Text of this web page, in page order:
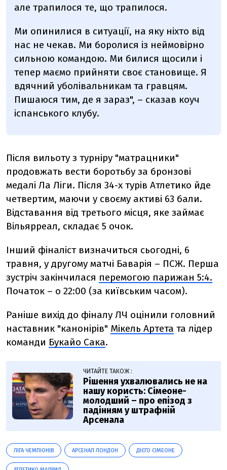
але трапилося те, що трапилося.
Ми опинилися в ситуації, на яку ніхто від
нас не чекав. Ми боролися із неймовірно
сильною командою. Ми билися щосили і
тепер маємо прийняти своє становище. Я
вдячний уболівальникам та гравцям.
Пишаюся тим, де я зараз", – сказав коуч
іспанського клубу.
Після вильоту з турніру "матрацники"
продовжать вести боротьбу за бронзові
медалі Ла Ліги. Після 34-х турів Атлетико йде
четвертим, маючи у своєму активі 63 бали.
Відставання від третього місця, яке займає
Вільярреал, складає 5 очок.
Інший фіналіст визначиться сьогодні, 6
травня, у другому матчі Баварія – ПСЖ. Перша
зустріч закінчилася перемогою парижан 5:4.
Початок – о 22:00 (за київським часом).
Раніше вихід до фіналу ЛЧ оцінили головний
наставник "канонірів" Мікель Артета та лідер
команди Букайо Сака.
ЧИТАЙТЕ ТАКОЖ :
Рішення ухвалювались не на
нашу користь: Сімеоне-
молодший – про епізод з
падінням у штрафній
Арсенала
ЛІГА ЧЕМПІОНІВ АРСЕНАЛ ЛОНДОН ДІЄГО СІМЕОНЕ